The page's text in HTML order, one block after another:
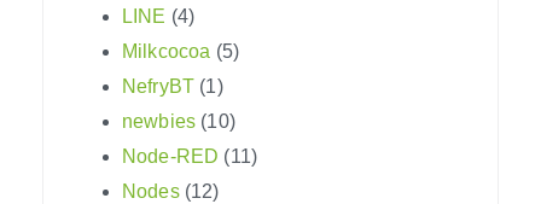
LINE (4)
Milkcocoa (5)
NefryBT (1)
newbies (10)
Node-RED (11)
Nodes(12)